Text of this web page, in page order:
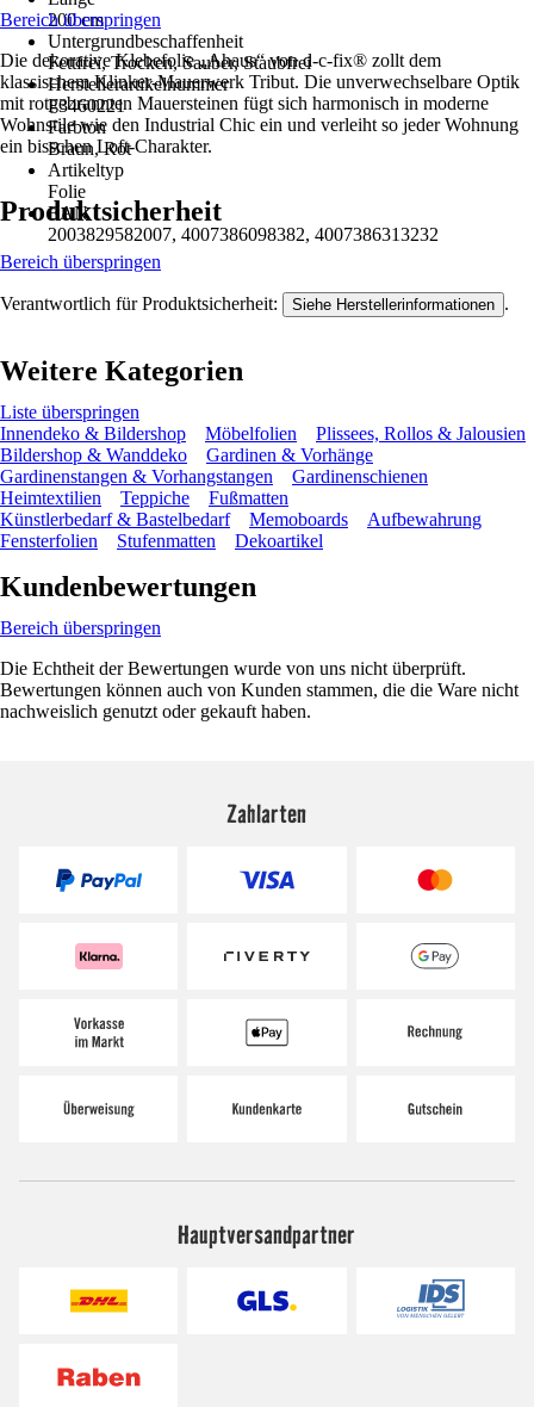
200 cm
Untergrundbeschaffenheit
Fettfrei, Trocken, Sauber, Staubfrei
Herstellerartikelnummer
F3460221
Farbton
Braun, Rot
Artikeltyp
Folie
EAN
2003829582007, 4007386098382, 4007386313232
Bereich überspringen
Die dekorative Klebefolie „Ahaus“ von d-c-fix® zollt dem
klassischem Klinker-Mauerwerk Tribut. Die unverwechselbare Optik
mit rotgebrannten Mauersteinen fügt sich harmonisch in moderne
Wohnstile wie den Industrial Chic ein und verleiht so jeder Wohnung
ein bisschen Loft-Charakter.
Produktsicherheit
Bereich überspringen
Verantwortlich für Produktsicherheit: Siehe Herstellerinformationen .
Weitere Kategorien
Liste überspringen
Innendeko & Bildershop
Möbelfolien
Plissees, Rollos & Jalousien
Bildershop & Wanddeko
Gardinen & Vorhänge
Gardinenstangen & Vorhangstangen
Gardinenschienen
Heimtextilien
Teppiche
Fußmatten
Künstlerbedarf & Bastelbedarf
Memoboards
Aufbewahrung
Fensterfolien
Stufenmatten Dekoartikel
Kundenbewertungen
Bereich überspringen
Die Echtheit der Bewertungen wurde von uns nicht überprüft.
Bewertungen können auch von Kunden stammen, die die Ware nicht
nachweislich genutzt oder gekauft haben.
Zahlarten
Hauptversandpartner